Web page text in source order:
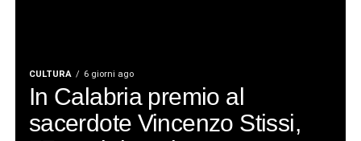
CULTURA 6 giorni ago
In Calabria premio al
sacerdote Vincenzo Stissi,